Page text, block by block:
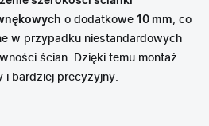
o dodatkowe 10 mm, co
w przypadku niestandardowych
ścian. Dzięki temu montaż
i bardziej precyzyjny.